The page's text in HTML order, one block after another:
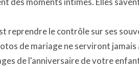
reprendre le contrôle sur ses
de mariage ne serviront jamais
de l'anniversaire de votre